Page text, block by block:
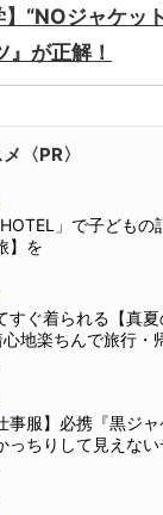
】“NOジャケッ
が正解！
〈PR〉
HOTEL」で子ども
】を
すぐ着られる【真
地楽ちんで旅行
事服】必携『黒ジ
っちりして見えな